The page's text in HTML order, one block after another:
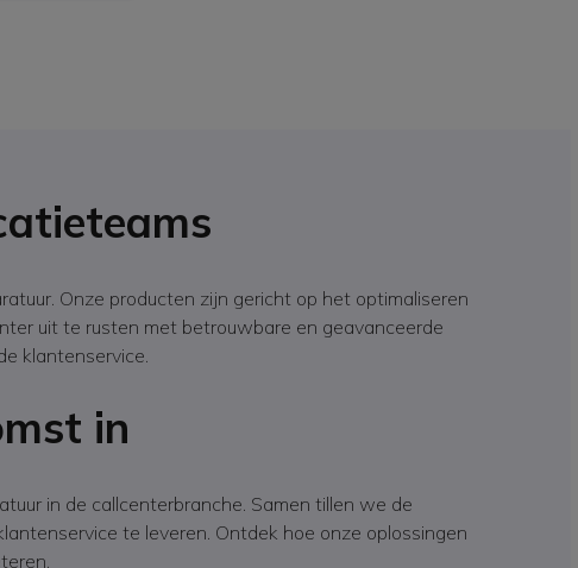
Onze producten zijn gericht op het optimaliseren
uit te rusten met betrouwbare en geavanceerde
klantenservice.
in
in de callcenterbranche. Samen tillen we de
te leveren. Ontdek hoe onze oplossingen